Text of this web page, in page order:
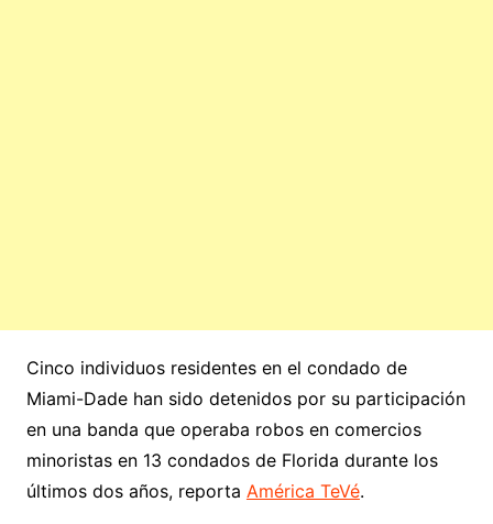
Cinco individuos residentes en el condado de
Miami-Dade han sido detenidos por su participación
en una banda que operaba robos en comercios
minoristas en 13 condados de Florida durante los
últimos dos años, reporta América TeVé.